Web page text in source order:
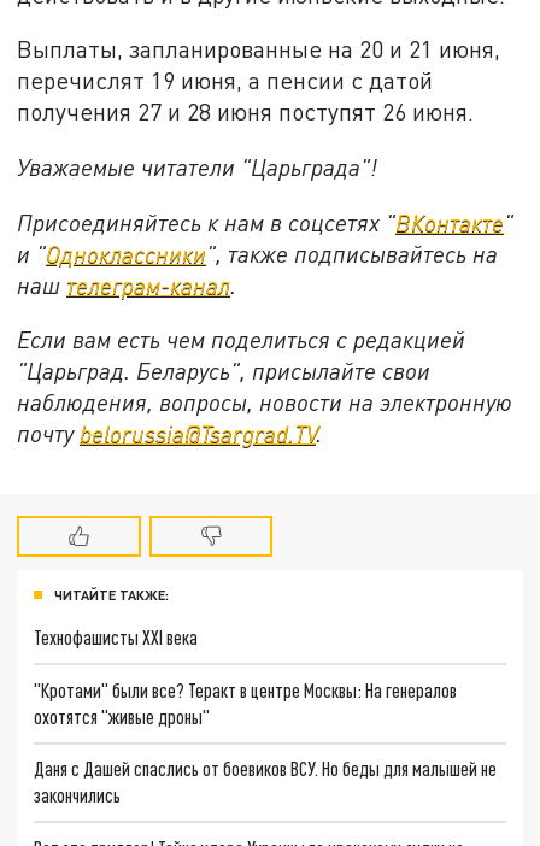
Выплаты, запланированные на 20 и 21 июня,
перечислят 19 июня, а пенсии с датой
получения 27 и 28 июня поступят 26 июня.
Уважаемые читатели "Царьграда"!
Присоединяйтесь к нам в соцсетях "ВКонтакте"
и "Одноклассники", также подписывайтесь на
наш телеграм-канал.
Если вам есть чем поделиться с редакцией
"Царьград. Беларусь", присылайте свои
наблюдения, вопросы, новости на электронную
почту belorussia@Tsargrad.TV.
ЧИТАЙТЕ ТАКЖЕ:
Технофашисты XXI века
"Кротами" были все? Теракт в центре Москвы: На генералов
охотятся "живые дроны"
Даня с Дашей спаслись от боевиков ВСУ. Но беды для малышей не
закончились